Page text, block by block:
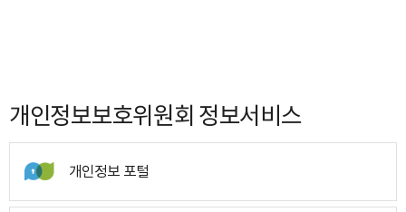
개인정보보호위원회 정보서비스
개인정보 포털